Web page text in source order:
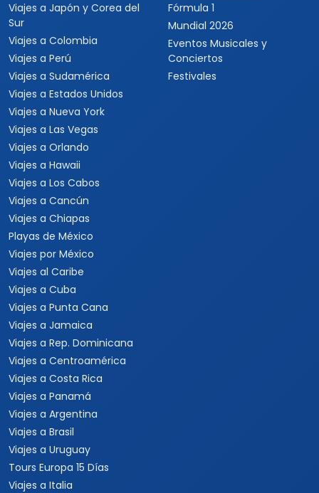
Viajes a Japón y Corea del
Sur
Viajes a Colombia
Viajes a Perú
Viajes a Sudamérica
Viajes a Estados Unidos
Viajes a Nueva York
Viajes a Las Vegas
Viajes a Orlando
Viajes a Hawaii
Viajes a Los Cabos
Viajes a Cancún
Viajes a Chiapas
Playas de México
Viajes por México
Viajes al Caribe
Viajes a Cuba
Viajes a Punta Cana
Viajes a Jamaica
Viajes a Rep. Dominicana
Viajes a Centroamérica
Viajes a Costa Rica
Viajes a Panamá
Viajes a Argentina
Viajes a Brasil
Viajes a Uruguay
Tours Europa 15 Días
Viajes a Italia
Fórmula 1
Mundial 2026
Eventos Musicales y
Conciertos
Festivales